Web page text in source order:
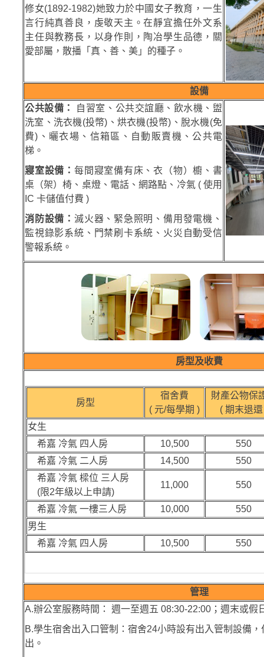
修女(1892-1982)她致力於中國女子教育，一生
言行純真善良，虔敬天主。在靜宜擔任外文系
主任與教務長，以身作則，陶冶學生品德，關
愛部屬，散播「真、善、美」的種子。
設備
公共設備：
自習室、公共交誼廳、飲水機、盥
洗室、洗衣機(投幣)、烘衣機(投幣)、脫水機(免
費)、曬衣場、信箱區、自動販賣機、公共電
梯。
寢室設備： 每間寢室備有床、衣（物）櫥、書
桌（架）椅、桌燈、電話、網路點、冷氣 ( 使用
IC 卡儲值付費 )
消防設備： 滅火器、緊急照明、備用發電機、
監視錄影系統、門禁刷卡系統、火災自動受信
警報系統。
房型及收費
房型
宿舍費
( 元/每學期 )
財產公物保
( 期末退還
女生
希嘉 冷氣 四人房
10,500
550
希嘉 冷氣 二人房
14,500
550
希嘉 冷氣 樑位 三人房
(限2年級以上申請)
11,000 550
希嘉 冷氣 一樓三人房 10,000
550
男生
希嘉 冷氣 四人房
10,500 550
管理
A.辦公室服務時間： 週一至週五 08:30-22:00；週末或假
B.學生宿舍出入口管制：宿舍24小時設有出入管制設備
出。